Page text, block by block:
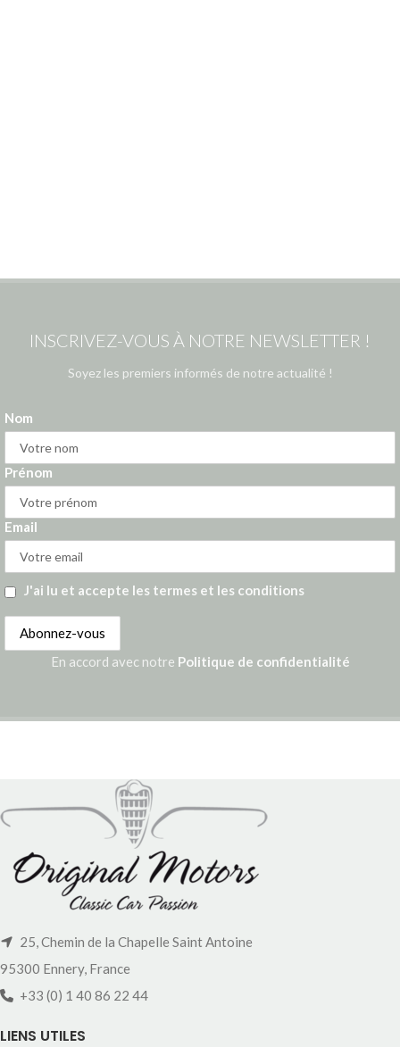
INSCRIVEZ-VOUS À NOTRE NEWSLETTER !
Soyez les premiers informés de notre actualité !
Nom
Prénom
Email
J'ai lu et accepte les termes et les conditions
En accord avec notre Politique de confidentialité
25, Chemin de la Chapelle Saint Antoine
95300 Ennery, France
+33 (0) 1 40 86 22 44
LIENS UTILES